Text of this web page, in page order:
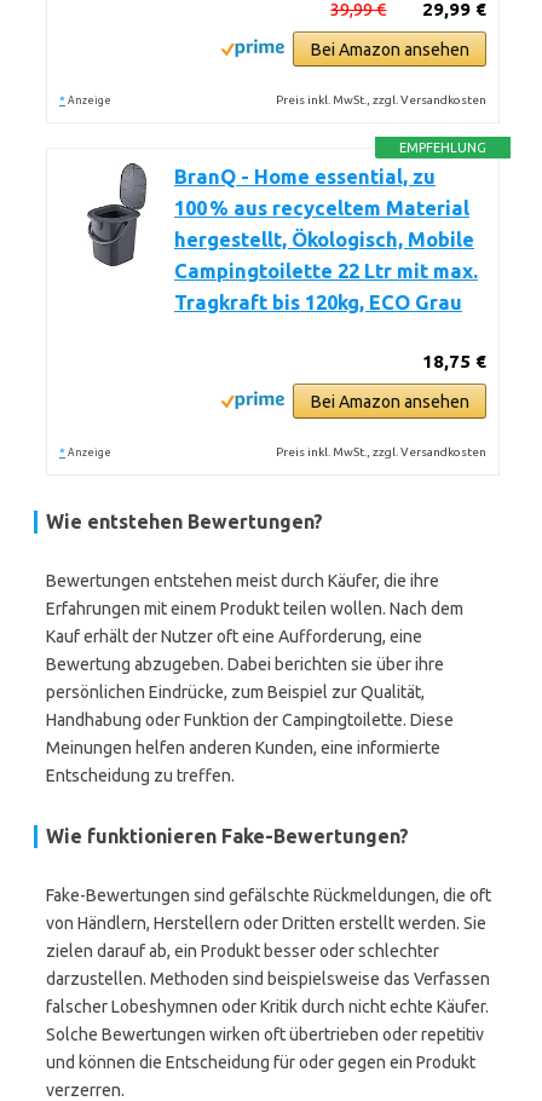
29,99 €
39,99 €
Bei Amazon ansehen
* Anzeige Preis inkl. MwSt., zzgl. Versandkosten
EMPFEHLUNG
BranQ - Home essential, zu
100 % aus recyceltem Material
hergestellt, Ökologisch, Mobile
Campingtoilette 22 Ltr mit max.
Tragkraft bis 120kg, ECO Grau
18,75 €
Bei Amazon ansehen
* Anzeige Preis inkl. MwSt., zzgl. Versandkosten
Wie entstehen Bewertungen?
Bewertungen entstehen meist durch Käufer, die ihre
Erfahrungen mit einem Produkt teilen wollen. Nach dem
Kauf erhält der Nutzer oft eine Aufforderung, eine
Bewertung abzugeben. Dabei berichten sie über ihre
persönlichen Eindrücke, zum Beispiel zur Qualität,
Handhabung oder Funktion der Campingtoilette. Diese
Meinungen helfen anderen Kunden, eine informierte
Entscheidung zu treffen.
Wie funktionieren Fake-Bewertungen?
Fake-Bewertungen sind gefälschte Rückmeldungen, die oft
von Händlern, Herstellern oder Dritten erstellt werden. Sie
zielen darauf ab, ein Produkt besser oder schlechter
darzustellen. Methoden sind beispielsweise das Verfassen
falscher Lobeshymnen oder Kritik durch nicht echte Käufer.
Solche Bewertungen wirken oft übertrieben oder repetitiv
und können die Entscheidung für oder gegen ein Produkt
verzerren.